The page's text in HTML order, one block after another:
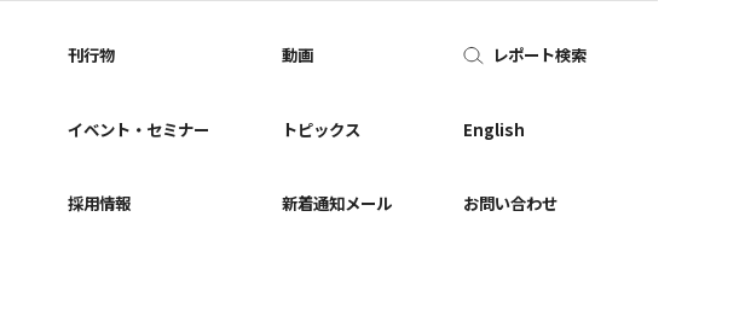
刊行物
イベント・セミナー
採用情報
動画
トピックス
新着通知メール
レポート検索
English
お問い合わせ